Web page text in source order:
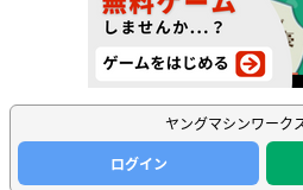
ヤングマシンワーク
ログイン